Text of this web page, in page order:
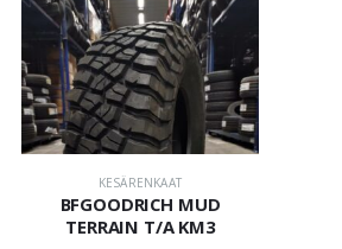
KESÄRENKAAT
BFGOODRICH MUD
TERRAIN T/A KM3